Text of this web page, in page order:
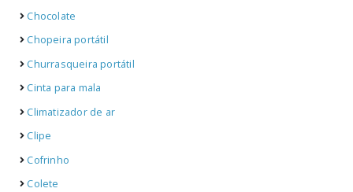
Chocolate
Chopeira portátil
Churrasqueira portátil
Cinta para mala
Climatizador de ar
Clipe
Cofrinho
Colete